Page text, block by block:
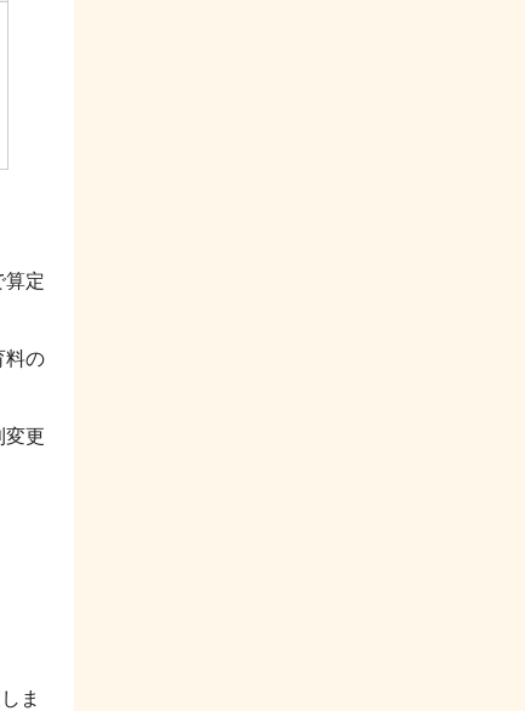
算定
料の
変更
ま